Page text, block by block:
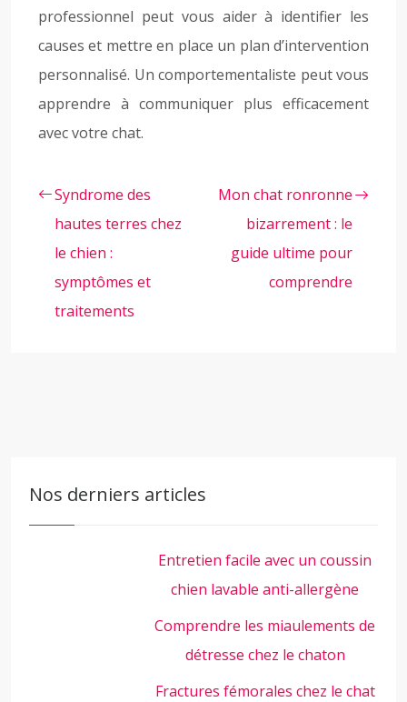
professionnel peut vous aider à identifier les
causes et mettre en place un plan d’intervention
personnalisé. Un comportementaliste peut vous
apprendre à communiquer plus efficacement
avec votre chat.
Syndrome des
hautes terres chez
le chien :
symptômes et
traitements
Mon chat ronronne
bizarrement : le
guide ultime pour
comprendre
Nos derniers articles
Entretien facile avec un coussin
chien lavable anti-allergène
Comprendre les miaulements de
détresse chez le chaton
Fractures fémorales chez le chat